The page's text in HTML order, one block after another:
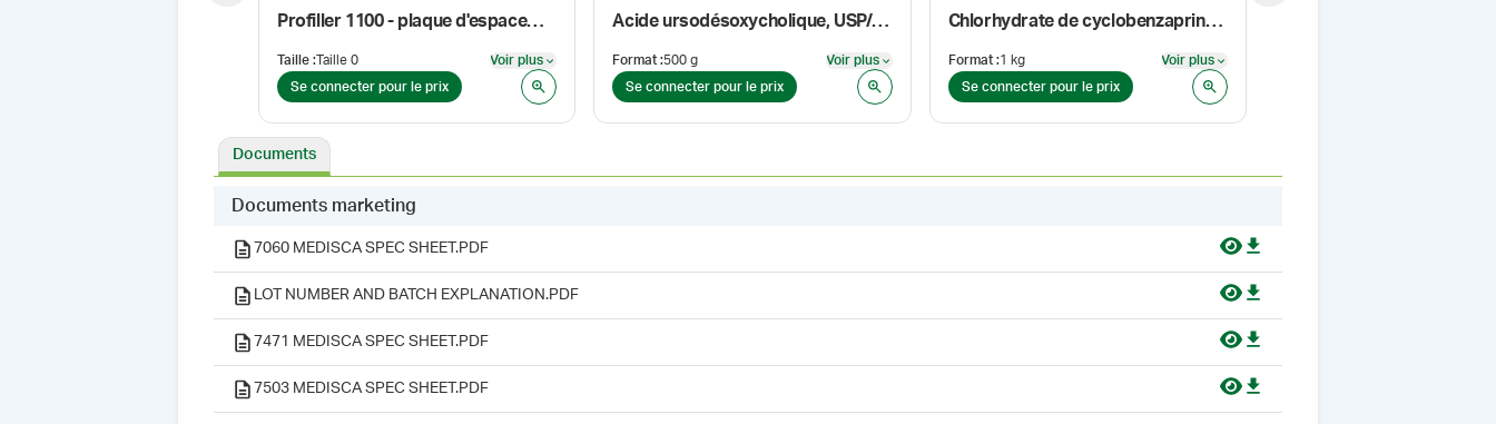
Profiller 1100 - plaque d'espacement
Taille :Taille 0 Voir plus
Se connecter pour le prix
Acide ursodésoxycholique, USP/EP
Format :500 g Voir plus
Se connecter pour le prix
Chlorhydrate de cyclobenzaprine, USP
Format:1 kg Voir plus
Se connecter pour le prix
Documents
Documents marketing
7060 MEDISCA SPEC SHEET.PDF
LOT NUMBER AND BATCH EXPLANATION.PDF
7471 MEDISCA SPEC SHEET.PDF
7503 MEDISCA SPEC SHEET.PDF